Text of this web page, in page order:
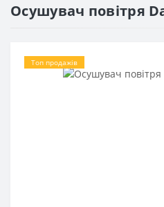
Осушувач повітря
Топ продажів